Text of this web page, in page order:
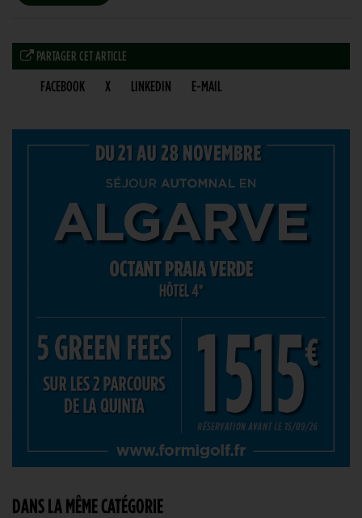
PARTAGER CET ARTICLE
FACEBOOK X LINKEDIN E-MAIL
DANS LA MÊME CATÉGORIE